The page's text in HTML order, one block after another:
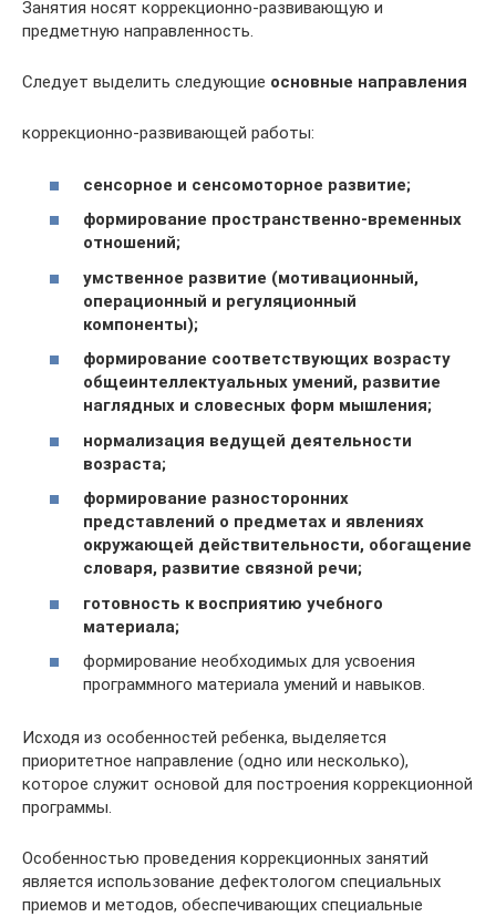
Занятия носят коррекционно-развивающую и
предметную направленность.
Следует выделить следующие ос­новные направления
коррекционно-развивающей работы:
сенсорное и сенсомоторное раз­витие;
формирование пространствен­но-временных
отношений;
умственное развитие (мотивационный,
операционный и регуляци­онный
компоненты);
формирование соответствующих возрасту
общеин­теллектуальных умений, развитие
наглядных и словесных форм мыш­ления;
нормализация ведущей дея­тельности
возраста;
формирование разносторонних
представлений о предметах и явле­ниях
окружающей действительнос­ти, обогащение
словаря, развитие связной речи;
готовность к восприятию учеб­ного
материала;
формирование необходимых для усвоения
программного матери­ала умений и навыков.
Исходя из особенностей ребенка, выделяется
приоритетное направле­ние (одно или несколько),
которое служит основой для построения коррекционной
программы.
Особенностью проведения коррекционных занятий
является ис­пользование дефектологом специ­альных
приемов и методов, обеспе­чивающих специальные